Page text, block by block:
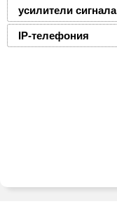
усилители сигнала
IP-телефония